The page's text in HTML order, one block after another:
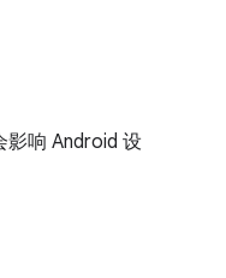
影响 Android 设